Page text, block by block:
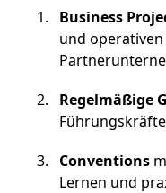
Business
und
Regelmäßige
Conventions
Lernen und